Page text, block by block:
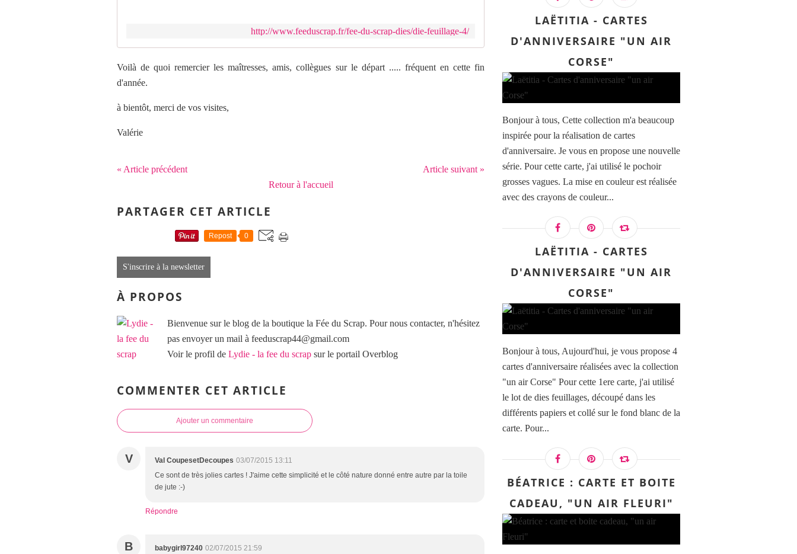
http://www.feeduscrap.fr/fee-du-scrap-dies/die-feuillage-4/
Voilà de quoi remercier les maîtresses, amis, collègues sur le départ ..... fréquent en cette fin
d'année.
à bientôt, merci de vos visites,
Valérie
« Article précédent
Article suivant »
Retour à l'accueil
PARTAGER CET ARTICLE
Repost 0
S'inscrire à la newsletter
À PROPOS
Bienvenue sur le blog de la boutique la Fée du Scrap. Pour nous contacter, n'hésitez
pas envoyer un mail à feeduscrap44@gmail.com
Voir le profil de Lydie - la fee du scrap sur le portail Overblog
COMMENTER CET ARTICLE
Ajouter un commentaire
V Val CoupesetDecoupes 03/07/2015 13:11
Ce sont de très jolies cartes ! J'aime cette simplicité et le côté nature donné entre autre par la toile
de jute :-)
Répondre
B babygirl97240 02/07/2015 21:59
LAËTITIA - CARTES
D'ANNIVERSAIRE "UN AIR
CORSE"
Bonjour à tous, Cette collection m'a beaucoup
inspirée pour la réalisation de cartes
d'anniversaire. Je vous en propose une nouvelle
série. Pour cette carte, j'ai utilisé le pochoir
grosses vagues. La mise en couleur est réalisée
avec des crayons de couleur...
LAËTITIA - CARTES
D'ANNIVERSAIRE "UN AIR
CORSE"
Bonjour à tous, Aujourd'hui, je vous propose 4
cartes d'anniversaire réalisées avec la collection
"un air Corse" Pour cette 1ere carte, j'ai utilisé
le lot de dies feuillages, découpé dans les
différents papiers et collé sur le fond blanc de la
carte. Pour...
BÉATRICE : CARTE ET BOITE
CADEAU, "UN AIR FLEURI"